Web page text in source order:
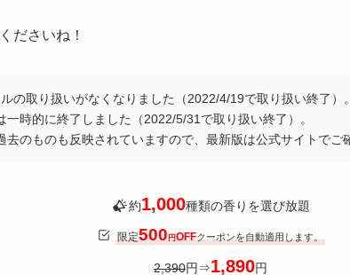
ださいね！
の取り扱いがなくなりました（2022/4/19で取り扱い終了）。
一時的に終了しました（2022/5/31で取り扱い終了）。
去のものも反映されていますので、最新版は公式サイトでご
約1,000種類の香りを選び放題
限定500円OFFクーポンを自動適用します。
2,390円⇒1,890円